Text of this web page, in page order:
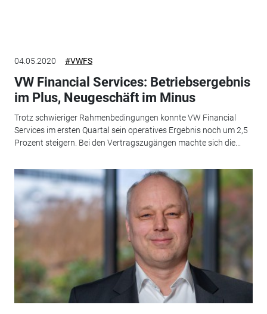
04.05.2020 #VWFS
VW Financial Services: Betriebsergebnis
im Plus, Neugeschäft im Minus
Trotz schwieriger Rahmenbedingungen konnte VW Financial
Services im ersten Quartal sein operatives Ergebnis noch um 2,5
Prozent steigern. Bei den Vertragszugängen machte sich die...